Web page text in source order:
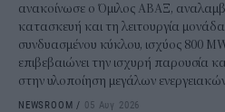
ανακοίνωσε ο Όμιλος ΑΒΑΞ,
κατασκευή και τη λειτουργία
συνδυασμένου κύκλου, ισχύος 800
επιβεβαιώνει την ισχυρή παρουσία
στην υλοποίηση μεγάλων
NEWSROOM / 05 Αυγ 2026